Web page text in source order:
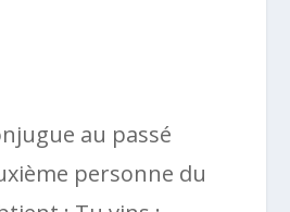
au passé
personne du